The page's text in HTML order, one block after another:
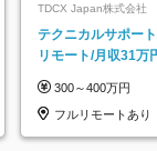
TDCX Japan株式会社
テクニカルサポー
リモート/月収31万
300～400万円
フルリモートあり